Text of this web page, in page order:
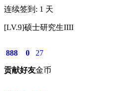
连续签到: 1 天
[LV.9]硕士研究生IIII
888
贡献
0
好友
27
金币